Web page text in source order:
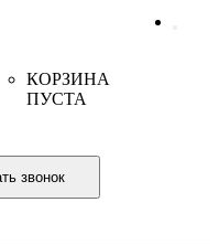
КОРЗИНА
ПУСТА
звонок